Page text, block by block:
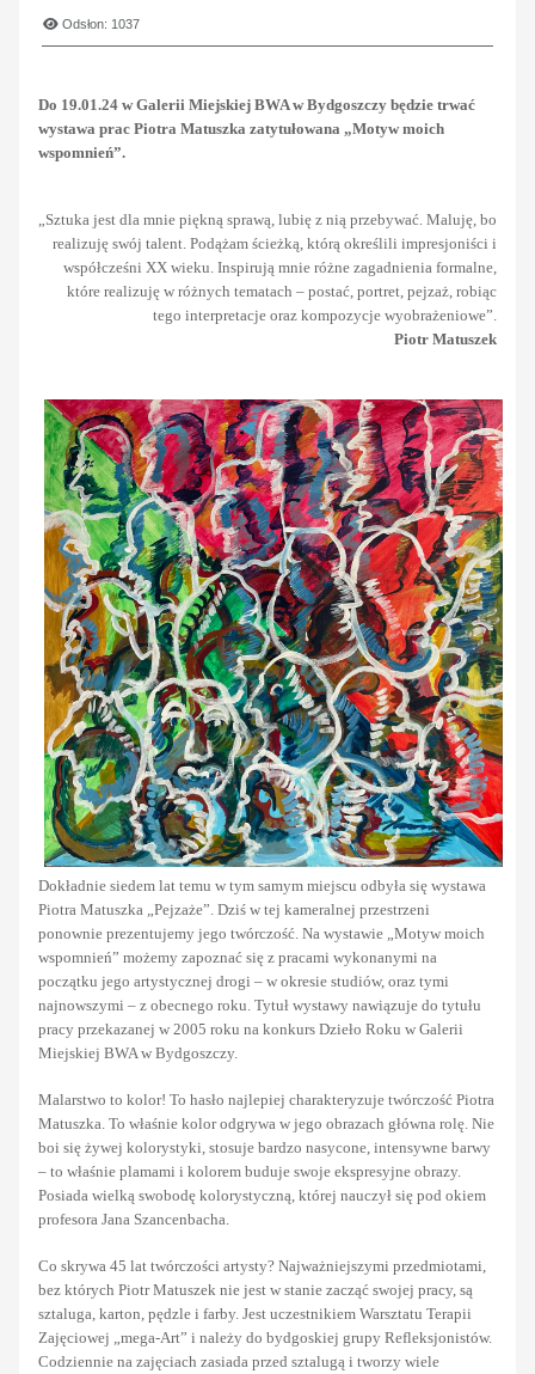
Odsłon: 1037
Do 19.01.24 w Galerii Miejskiej BWA w Bydgoszczy będzie trwać
wystawa prac Piotra Matuszka zatytułowana „Motyw moich
wspomnień”.
„Sztuka jest dla mnie piękną sprawą, lubię z nią przebywać. Maluję, bo
realizuję swój talent. Podążam ścieżką, którą określili impresjoniści i
współcześni XX wieku. Inspirują mnie różne zagadnienia formalne,
które realizuję w różnych tematach – postać, portret, pejzaż, robiąc
tego interpretacje oraz kompozycje wyobrażeniowe”.
Piotr Matuszek
Dokładnie siedem lat temu w tym samym miejscu odbyła się wystawa
Piotra Matuszka „Pejzaże”. Dziś w tej kameralnej przestrzeni
ponownie prezentujemy jego twórczość. Na wystawie „Motyw moich
wspomnień” możemy zapoznać się z pracami wykonanymi na
początku jego artystycznej drogi – w okresie studiów, oraz tymi
najnowszymi – z obecnego roku. Tytuł wystawy nawiązuje do tytułu
pracy przekazanej w 2005 roku na konkurs Dzieło Roku w Galerii
Miejskiej BWA w Bydgoszczy.
Malarstwo to kolor! To hasło najlepiej charakteryzuje twórczość Piotra
Matuszka. To właśnie kolor odgrywa w jego obrazach główna rolę. Nie
boi się żywej kolorystyki, stosuje bardzo nasycone, intensywne barwy
– to właśnie plamami i kolorem buduje swoje ekspresyjne obrazy.
Posiada wielką swobodę kolorystyczną, której nauczył się pod okiem
profesora Jana Szancenbacha.
Co skrywa 45 lat twórczości artysty? Najważniejszymi przedmiotami,
bez których Piotr Matuszek nie jest w stanie zacząć swojej pracy, są
sztaluga, karton, pędzle i farby. Jest uczestnikiem Warsztatu Terapii
Zajęciowej „mega-Art” i należy do bydgoskiej grupy Refleksjonistów.
Codziennie na zajęciach zasiada przed sztalugą i tworzy wiele